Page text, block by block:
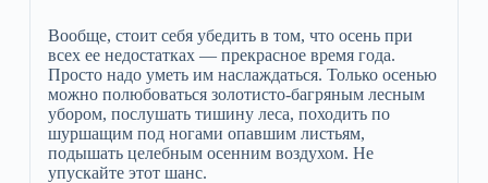
Вообще, стоит себя убедить в том, что осень при
всех ее недостатках — прекрасное время года.
Просто надо уметь им наслаждаться. Только осенью
можно полюбоваться золотисто-багряным лесным
убором, послушать тишину леса, походить по
шуршащим под ногами опавшим листьям,
подышать целебным осенним воздухом. Не
упускайте этот шанс.